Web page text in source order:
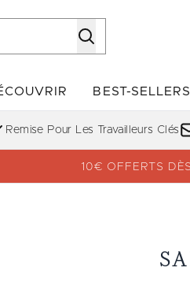
BEST-SELLERS
Remise Pour Les Travailleurs Clés
10€ OFFERTS